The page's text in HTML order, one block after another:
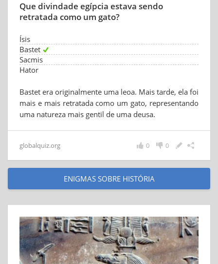
Que divindade egípcia estava sendo
retratada como um gato?
Ísis
Bastet
Sacmis
Hator
Bastet era originalmente uma leoa. Mais tarde, ela foi
mais e mais retratada como um gato, representando
uma natureza mais gentil de uma deusa.
globalquiz.org 0
0
ENIGMAS SOBRE HISTÓRIA